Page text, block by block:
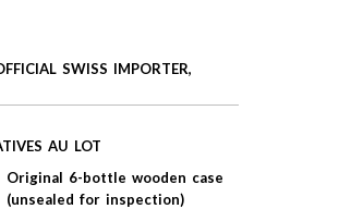
SWISS IMPORTER,
AU LOT
Original 6-bottle wooden case
(unsealed for inspection)